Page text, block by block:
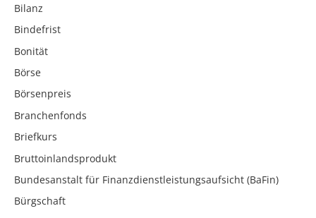
Bilanz
Bindefrist
Bonität
Börse
Börsenpreis
Branchenfonds
Briefkurs
Bruttoinlandsprodukt
Bundesanstalt für Finanzdienstleistungsaufsicht (BaFin)
Bürgschaft